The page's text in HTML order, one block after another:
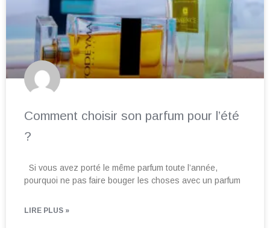
Comment choisir son parfum pour l’été
?
Si vous avez porté le même parfum toute l’année,
pourquoi ne pas faire bouger les choses avec un parfum
LIRE PLUS »